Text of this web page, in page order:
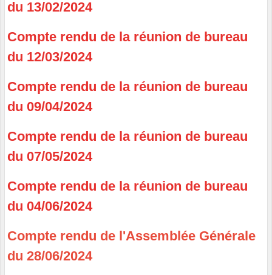
du 13/02/2024
Compte rendu de la réunion de bureau
du 12/03/2024
Compte rendu de la réunion de bureau
du 09/04/2024
Compte rendu de la réunion de bureau
du 07/05/2024
Compte rendu de la réunion de bureau
du 04/06/2024
Compte rendu de l'Assemblée Générale
du 28/06/2024